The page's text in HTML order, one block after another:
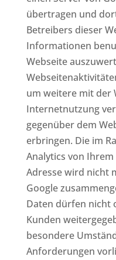
übertragen und
Betreibers dieser
Informationen
Webseite
um weitere mit der
Internetnutzung
gegenüber dem
erbringen. Die im
Analytics von
Adresse wird nicht
Google
Daten dürfen nicht
Kunden
besondere
Anforderungen